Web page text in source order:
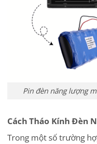
Pin đèn năng lượng
Cách Tháo Kính Đèn
Trong một số trường